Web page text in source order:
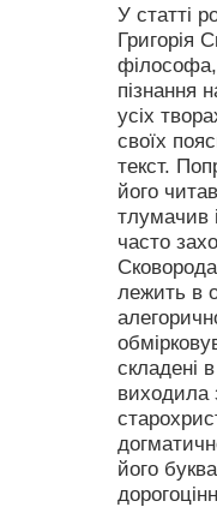
У статті
Григорія
філософа,
пізнання
усіх
своїх
текст.
його
тлумачив
часто
лежить в
складені
виходила
його